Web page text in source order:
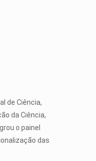
de Ciência,
da Ciência,
o painel
das